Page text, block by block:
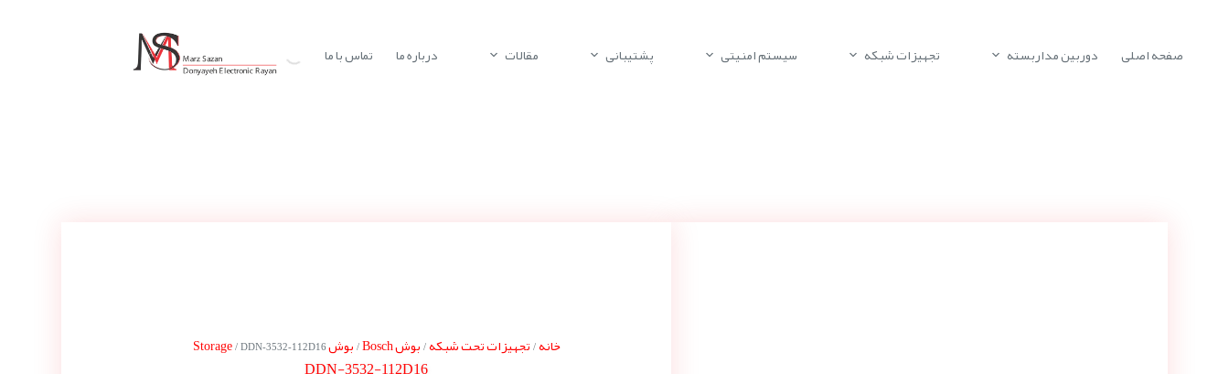
صفحه اصلی دوربین مداربسته تجهیزات شبکه سیستم امنیتی پشتیبانی مقالات درباره ما تماس با ما
خانه/ تجهیزات تحت شبکه/ بوش Bosch / بوش Storage / DDN-3532-112D16